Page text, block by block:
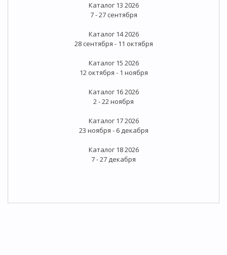
Каталог 13 2026
7 - 27 сентября
Каталог 14 2026
28 сентября - 11 октября
Каталог 15 2026
12 октября - 1 ноября
Каталог 16 2026
2 - 22 ноября
Каталог 17 2026
23 ноября - 6 декабря
Каталог 18 2026
7 - 27 декабря